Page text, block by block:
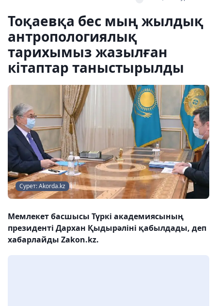
Тоқаевқа бес мың жылдық
антропологиялық
тарихымыз жазылған
кітаптар таныстырылды
Сурет: Akorda.kz
Мемлекет басшысы Түркі академиясының
президенті Дархан Қыдырәліні қабылдады, деп
хабарлайды Zakon.kz.